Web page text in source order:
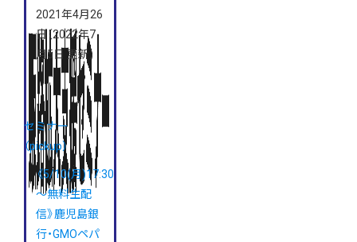
2021年4月26
日 （2022年7
月5日 更新）
セミナー
（pickup）
《5/10(月)17:30
～無料生配
信》鹿児島銀
行・GMOペパ